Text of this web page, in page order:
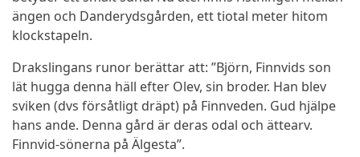
ängen och Danderydsgården, ett tiotal meter hitom
klockstapeln.
Drakslingans runor berättar att: ”Björn, Finnvids son
lät hugga denna häll efter Olev, sin broder. Han blev
sviken (dvs försåtligt dräpt) på Finnveden. Gud hjälpe
hans ande. Denna gård är deras odal och ättearv.
Finnvid-sönerna på Älgesta”.